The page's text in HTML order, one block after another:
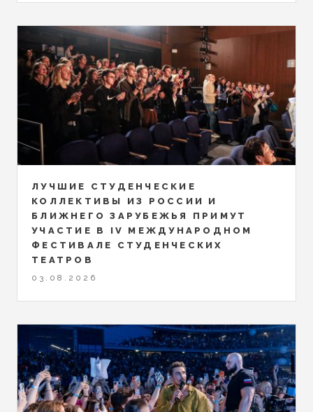
ЛУЧШИЕ СТУДЕНЧЕСКИЕ
КОЛЛЕКТИВЫ ИЗ РОССИИ И
БЛИЖНЕГО ЗАРУБЕЖЬЯ ПРИМУТ
УЧАСТИЕ В IV МЕЖДУНАРОДНОМ
ФЕСТИВАЛЕ СТУДЕНЧЕСКИХ
ТЕАТРОВ
03.08.2026